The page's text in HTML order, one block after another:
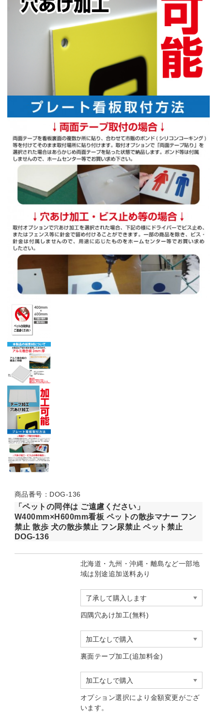
商品番号：DOG-136
「ペットの同伴は ご遠慮ください」
W400mm×H600mm看板 ペットの散歩マナー フン
禁止 散歩 犬の散歩禁止 フン尿禁止 ペット禁止
DOG-136
北海道・九州・沖縄・離島など一部地
域は別途追加送料あり
四隅穴あけ加工(無料)
裏面テープ加工(追加料金)
オプション選択により金額変更がござ
います。